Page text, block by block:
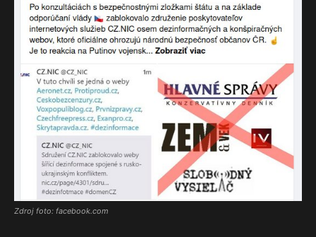
Zdroj foto: facebook.com